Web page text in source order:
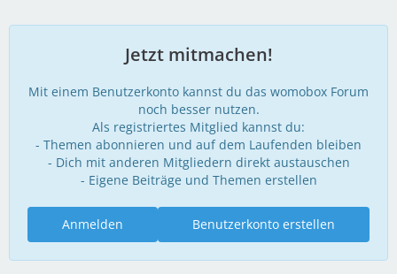
Jetzt mitmachen!
Mit einem Benutzerkonto kannst du das womobox Forum
noch besser nutzen.
Als registriertes Mitglied kannst du:
- Themen abonnieren und auf dem Laufenden bleiben
- Dich mit anderen Mitgliedern direkt austauschen
- Eigene Beiträge und Themen erstellen
Benutzerkonto erstellen
Anmelden